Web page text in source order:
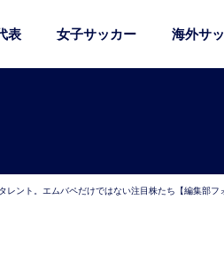
表 女子サッカー 海外サ
ント。エムバペだけではない注目株たち【編集部フ